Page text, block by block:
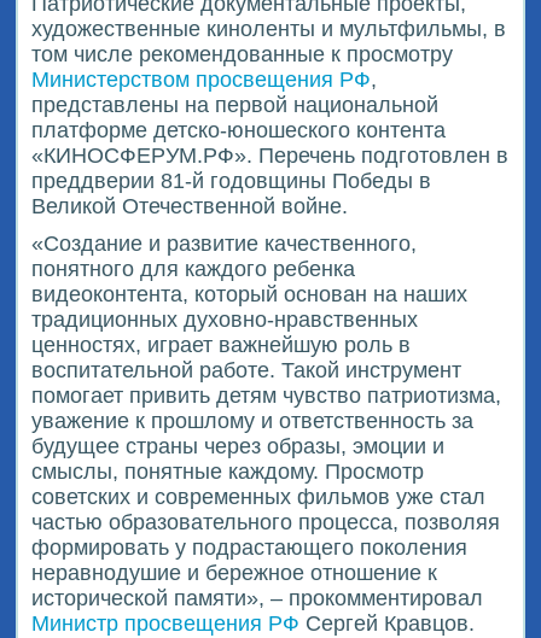
художественные киноленты и мультфильмы, в
том числе рекомендованные к просмотру
Министерством просвещения РФ,
представлены на первой национальной
платформе детско-юношеского контента
«КИНОСФЕРУМ.РФ». Перечень подготовлен в
преддверии 81-й годовщины Победы в
Великой Отечественной войне.
«Создание и развитие качественного,
понятного для каждого ребенка
видеоконтента, который основан на наших
традиционных духовно-нравственных
ценностях, играет важнейшую роль в
воспитательной работе. Такой инструмент
помогает привить детям чувство патриотизма,
уважение к прошлому и ответственность за
будущее страны через образы, эмоции и
смыслы, понятные каждому. Просмотр
советских и современных фильмов уже стал
частью образовательного процесса, позволяя
формировать у подрастающего поколения
неравнодушие и бережное отношение к
исторической памяти», – прокомментировал
Министр просвещения РФ Сергей Кравцов.